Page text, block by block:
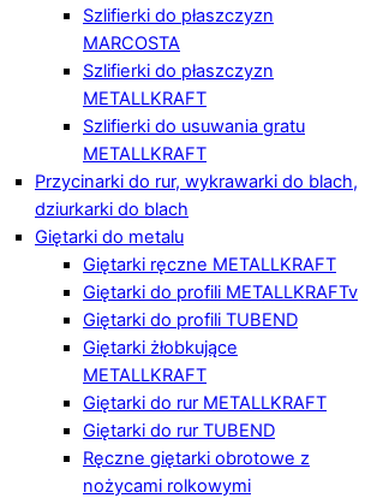
Szlifierki do płaszczyzn
MARCOSTA
Szlifierki do płaszczyzn
METALLKRAFT
Szlifierki do usuwania gratu
METALLKRAFT
Przycinarki do rur, wykrawarki do blach,
dziurkarki do blach
Giętarki do metalu
Giętarki ręczne METALLKRAFT
Giętarki do profili METALLKRAFTv
Giętarki do profili TUBEND
Giętarki żłobkujące
METALLKRAFT
Giętarki do rur METALLKRAFT
Giętarki do rur TUBEND
Ręczne giętarki obrotowe z
nożycami rolkowymi